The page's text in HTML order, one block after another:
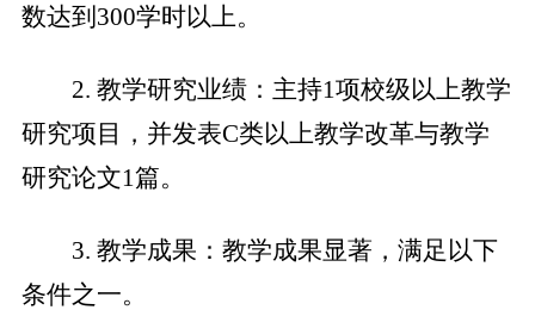
数达到 300学时以上。
2.教学研究业绩：主持1项校级以上教学
研究项目，并发表C类以上教学改革与教学
研究论文1篇。
3.教学成果：教学成果显著，满足以下
条件之一。